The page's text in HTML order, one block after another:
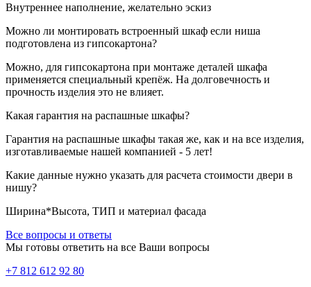
Внутреннее наполнение, желательно эскиз
Можно ли монтировать встроенный шкаф если ниша
подготовлена из гипсокартона?
Можно, для гипсокартона при монтаже деталей шкафа
применяется специальный крепёж. На долговечность и
прочность изделия это не влияет.
Какая гарантия на распашные шкафы?
Гарантия на распашные шкафы такая же, как и на все изделия,
изготавливаемые нашей компанией - 5 лет!
Какие данные нужно указать для расчета стоимости двери в
нишу?
Ширина*Высота, ТИП и материал фасада
Все вопросы и ответы
Мы готовы ответить на все Ваши вопросы
+7 812 612 92 80